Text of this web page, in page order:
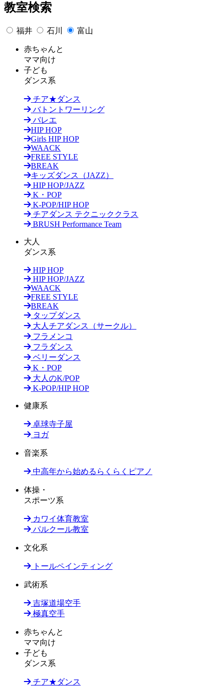
教室検索
福井 石川 富山
赤ちゃんと
ママ向け
子ども
ダンス系
チア★ダンス
バトントワーリング
バレエ
HIP HOP
Girls HIP HOP
WAACK
FREE STYLE
BREAK
キッズダンス（JAZZ）
HIP HOP/JAZZ
K・POP
K-POP/HIP HOP
チアダンス テクニッククラス
BRUSH Performance Team
大人
ダンス系
HIP HOP
HIP HOP/JAZZ
WAACK
FREE STYLE
BREAK
タップダンス
大人チアダンス（サークル）
フラメンコ
フラダンス
ベリーダンス
K・POP
大人のK/POP
K-POP/HIP HOP
健康系
卓球寺子屋
ヨガ
音楽系
中高年から始めるらくらくピアノ
体操・
スポーツ系
カワイ体育教室
パルクール教室
文化系
トールペインティング
武術系
吉塚道場空手
極真空手
赤ちゃんと
ママ向け
子ども
ダンス系
チア★ダンス